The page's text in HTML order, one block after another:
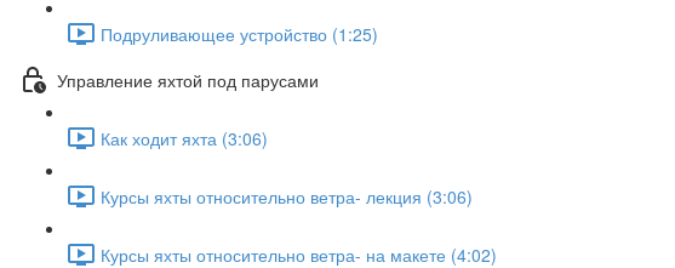
Подруливающее устройство (1:25)
Управление яхтой под парусами
Как ходит яхта (3:06)
Курсы яхты относительно ветра- лекция (3:06)
Курсы яхты относительно ветра- на макете (4:02)